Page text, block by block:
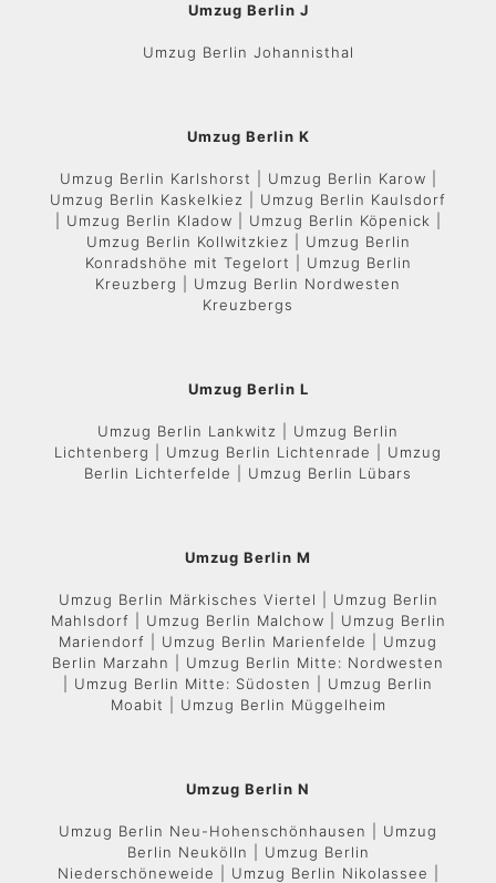
Umzug Berlin J
Umzug Berlin Johannisthal
Umzug Berlin K
Umzug Berlin Karlshorst | Umzug Berlin Karow |
Umzug Berlin Kaskelkiez | Umzug Berlin Kaulsdorf
| Umzug Berlin Kladow | Umzug Berlin Köpenick |
Umzug Berlin Kollwitzkiez | Umzug Berlin
Konradshöhe mit Tegelort | Umzug Berlin
Kreuzberg | Umzug Berlin Nordwesten
Kreuzbergs
Umzug Berlin L
Umzug Berlin Lankwitz | Umzug Berlin
Lichtenberg | Umzug Berlin Lichtenrade | Umzug
Berlin Lichterfelde | Umzug Berlin Lübars
Umzug Berlin M
Umzug Berlin Märkisches Viertel | Umzug Berlin
Mahlsdorf | Umzug Berlin Malchow | Umzug Berlin
Mariendorf | Umzug Berlin Marienfelde | Umzug
Berlin Marzahn | Umzug Berlin Mitte: Nordwesten
| Umzug Berlin Mitte: Südosten | Umzug Berlin
Moabit | Umzug Berlin Müggelheim
Umzug Berlin N
Umzug Berlin Neu-Hohenschönhausen | Umzug
Berlin Neukölln | Umzug Berlin
Niederschöneweide | Umzug Berlin Nikolassee |